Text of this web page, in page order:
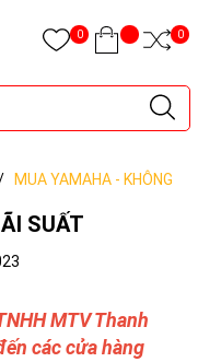
0 0
MUA YAMAHA - KHÔNG
SUẤT
MTV Thanh
các cửa hàng